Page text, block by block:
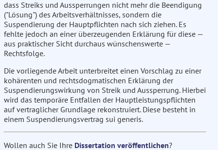
dass Streiks und Aussperrungen nicht mehr die Beendigung
("Lösung") des Arbeitsverhältnisses, sondern die
Suspendierung der Hauptpflichten nach sich ziehen. Es
fehlte jedoch an einer überzeugenden Erklärung für diese —
aus praktischer Sicht durchaus wünschenswerte —
Rechtsfolge.
Die vorliegende Arbeit unterbreitet einen Vorschlag zu einer
kohärenten und rechtsdogmatischen Erklärung der
Suspendierungswirkung von Streik und Aussperrung. Hierbei
wird das temporäre Entfallen der Hauptleistungspflichten
auf vertraglicher Grundlage rekonstruiert. Diese besteht in
einem Suspendierungsvertrag sui generis.
Wollen auch Sie Ihre Dissertation veröffentlichen?